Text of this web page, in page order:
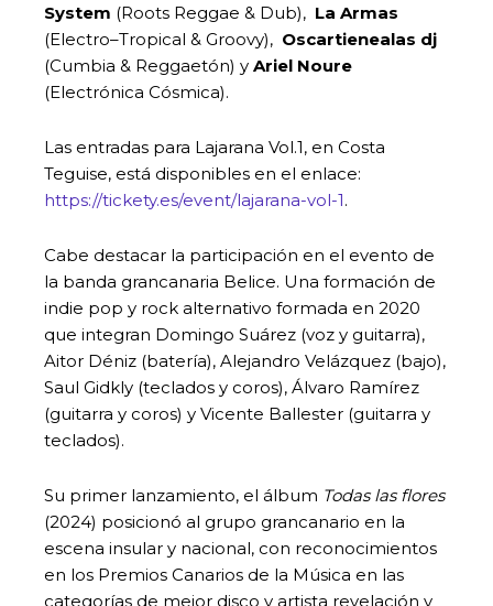
System (Roots Reggae & Dub), La Armas
(Electro–Tropical & Groovy), Oscartienealas dj
(Cumbia & Reggaetón) y Ariel Noure
(Electrónica Cósmica).
Las entradas para Lajarana Vol.1, en Costa
Teguise, está disponibles en el enlace:
https://tickety.es/event/lajarana-vol-1.
Cabe destacar la participación en el evento de
la banda grancanaria Belice. Una formación de
indie pop y rock alternativo formada en 2020
que integran Domingo Suárez (voz y guitarra),
Aitor Déniz (batería), Alejandro Velázquez (bajo),
Saul Gidkly (teclados y coros), Álvaro Ramírez
(guitarra y coros) y Vicente Ballester (guitarra y
teclados).
Su primer lanzamiento, el álbum Todas las flores
(2024) posicionó al grupo grancanario en la
escena insular y nacional, con reconocimientos
en los Premios Canarios de la Música en las
categorías de mejor disco y artista revelación y